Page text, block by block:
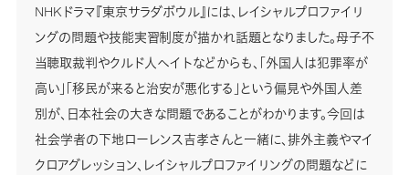
NHKドラマ『東京サラダボウル』には、レイシャルプロファイリ
ングの問題や技能実習制度が描かれ話題となりました。母子不
当聴取裁判やクルド人ヘイトなどからも、「外国人は犯罪率が
高い」「移民が来ると治安が悪化する」という偏見や外国人差
別が、日本社会の大きな問題であることがわかります。今回は
社会学者の下地ローレンス吉孝さんと一緒に、排外主義やマイ
クロアグレッション、レイシャルプロファイリングの問題などに